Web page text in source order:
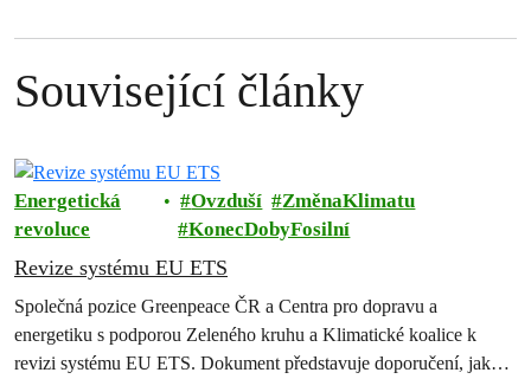
Související články
Energetická
revoluce
Ovzduší
ZměnaKlimatu
KonecDobyFosilní
Revize systému EU ETS
Společná pozice Greenpeace ČR a Centra pro dopravu a
energetiku s podporou Zeleného kruhu a Klimatické koalice k
revizi systému EU ETS. Dokument představuje doporučení, jak